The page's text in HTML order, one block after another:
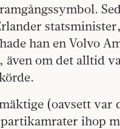
han en Volvo
även om det alltid
(oavsett var
ihop